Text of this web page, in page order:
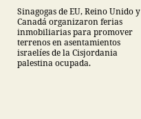
Sinagogas de EU, Reino Unido y
Canadá organizaron ferias
inmobiliarias para promover
terrenos en asentamientos
israelíes de la Cisjordania
palestina ocupada.